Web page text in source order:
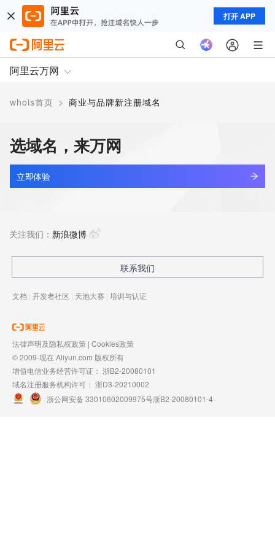
打开 APP
阿里云万网
whois首页 > 商业与品牌新注册域名
选域名，来万网
立即体验
关注我们： 新浪微博
联系我们
文档 | 开发者社区 | 天池大赛 | 培训与认证
法律声明及隐私权政策 | Cookies政策
© 2009-现在 Aliyun.com 版权所有
增值电信业务经营许可证： 浙B2-20080101
域名注册服务机构许可： 浙D3-20210002
浙公网安备 33010602009975号浙B2-20080101-4